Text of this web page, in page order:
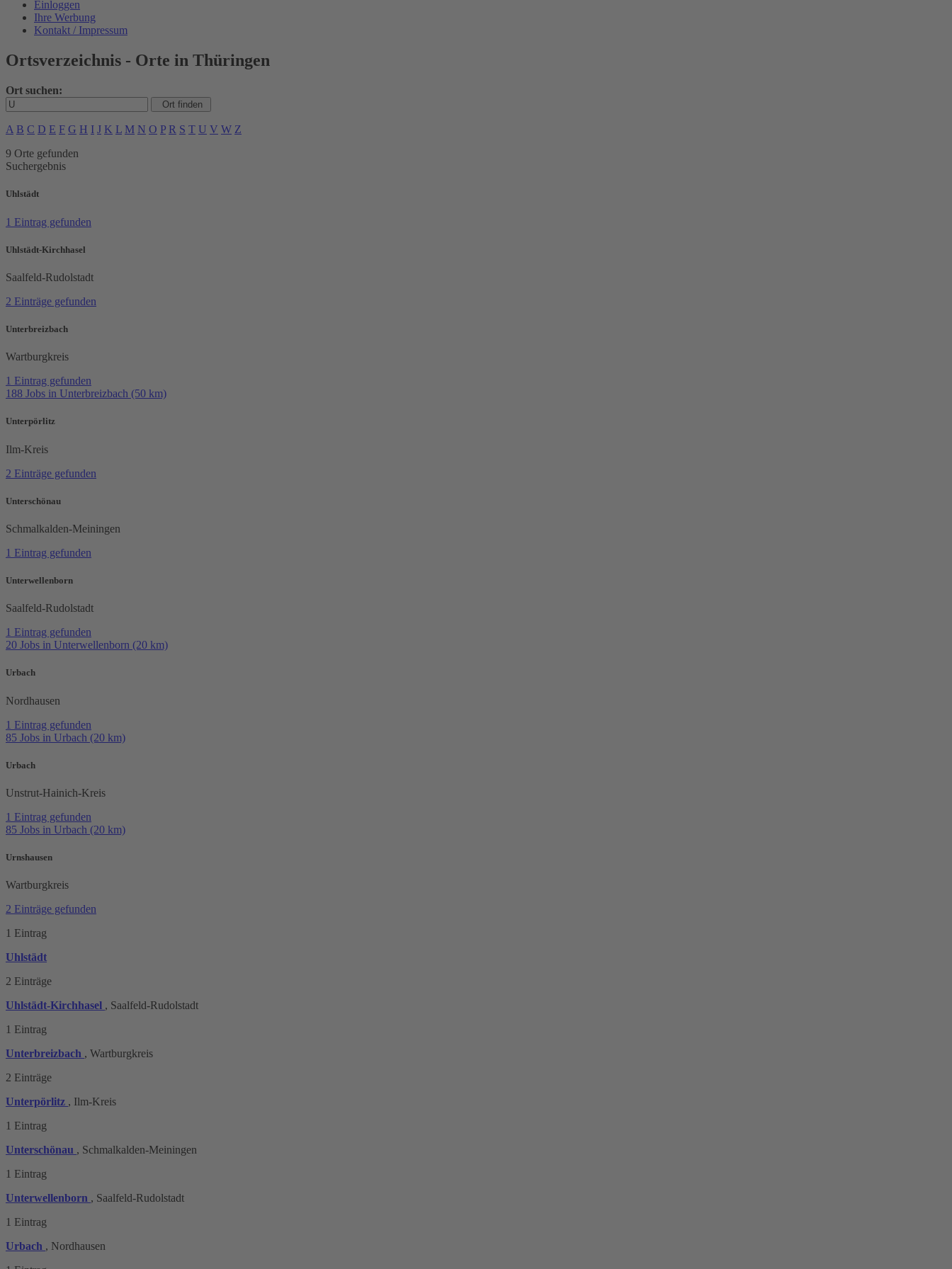
Einloggen
Ihre Werbung
Kontakt / Impressum
Ortsverzeichnis - Orte in Thüringen
Ort suchen:
A B C D E F G H I J K L M N O P R S T U V W Z
9 Orte gefunden
Suchergebnis
Uhlstädt
1 Eintrag gefunden
Uhlstädt-Kirchhasel
Saalfeld-Rudolstadt
2 Einträge gefunden
Unterbreizbach
Wartburgkreis
1 Eintrag gefunden
188 Jobs in Unterbreizbach (50 km)
Unterpörlitz
Ilm-Kreis
2 Einträge gefunden
Unterschönau
Schmalkalden-Meiningen
1 Eintrag gefunden
Unterwellenborn
Saalfeld-Rudolstadt
1 Eintrag gefunden
20 Jobs in Unterwellenborn (20 km)
Urbach
Nordhausen
1 Eintrag gefunden
85 Jobs in Urbach (20 km)
Urbach
Unstrut-Hainich-Kreis
1 Eintrag gefunden
85 Jobs in Urbach (20 km)
Urnshausen
Wartburgkreis
2 Einträge gefunden
1 Eintrag
Uhlstädt
2 Einträge
Uhlstädt-Kirchhasel , Saalfeld-Rudolstadt
1 Eintrag
Unterbreizbach , Wartburgkreis
2 Einträge
Unterpörlitz , Ilm-Kreis
1 Eintrag
Unterschönau , Schmalkalden-Meiningen
1 Eintrag
Unterwellenborn , Saalfeld-Rudolstadt
1 Eintrag
Urbach , Nordhausen